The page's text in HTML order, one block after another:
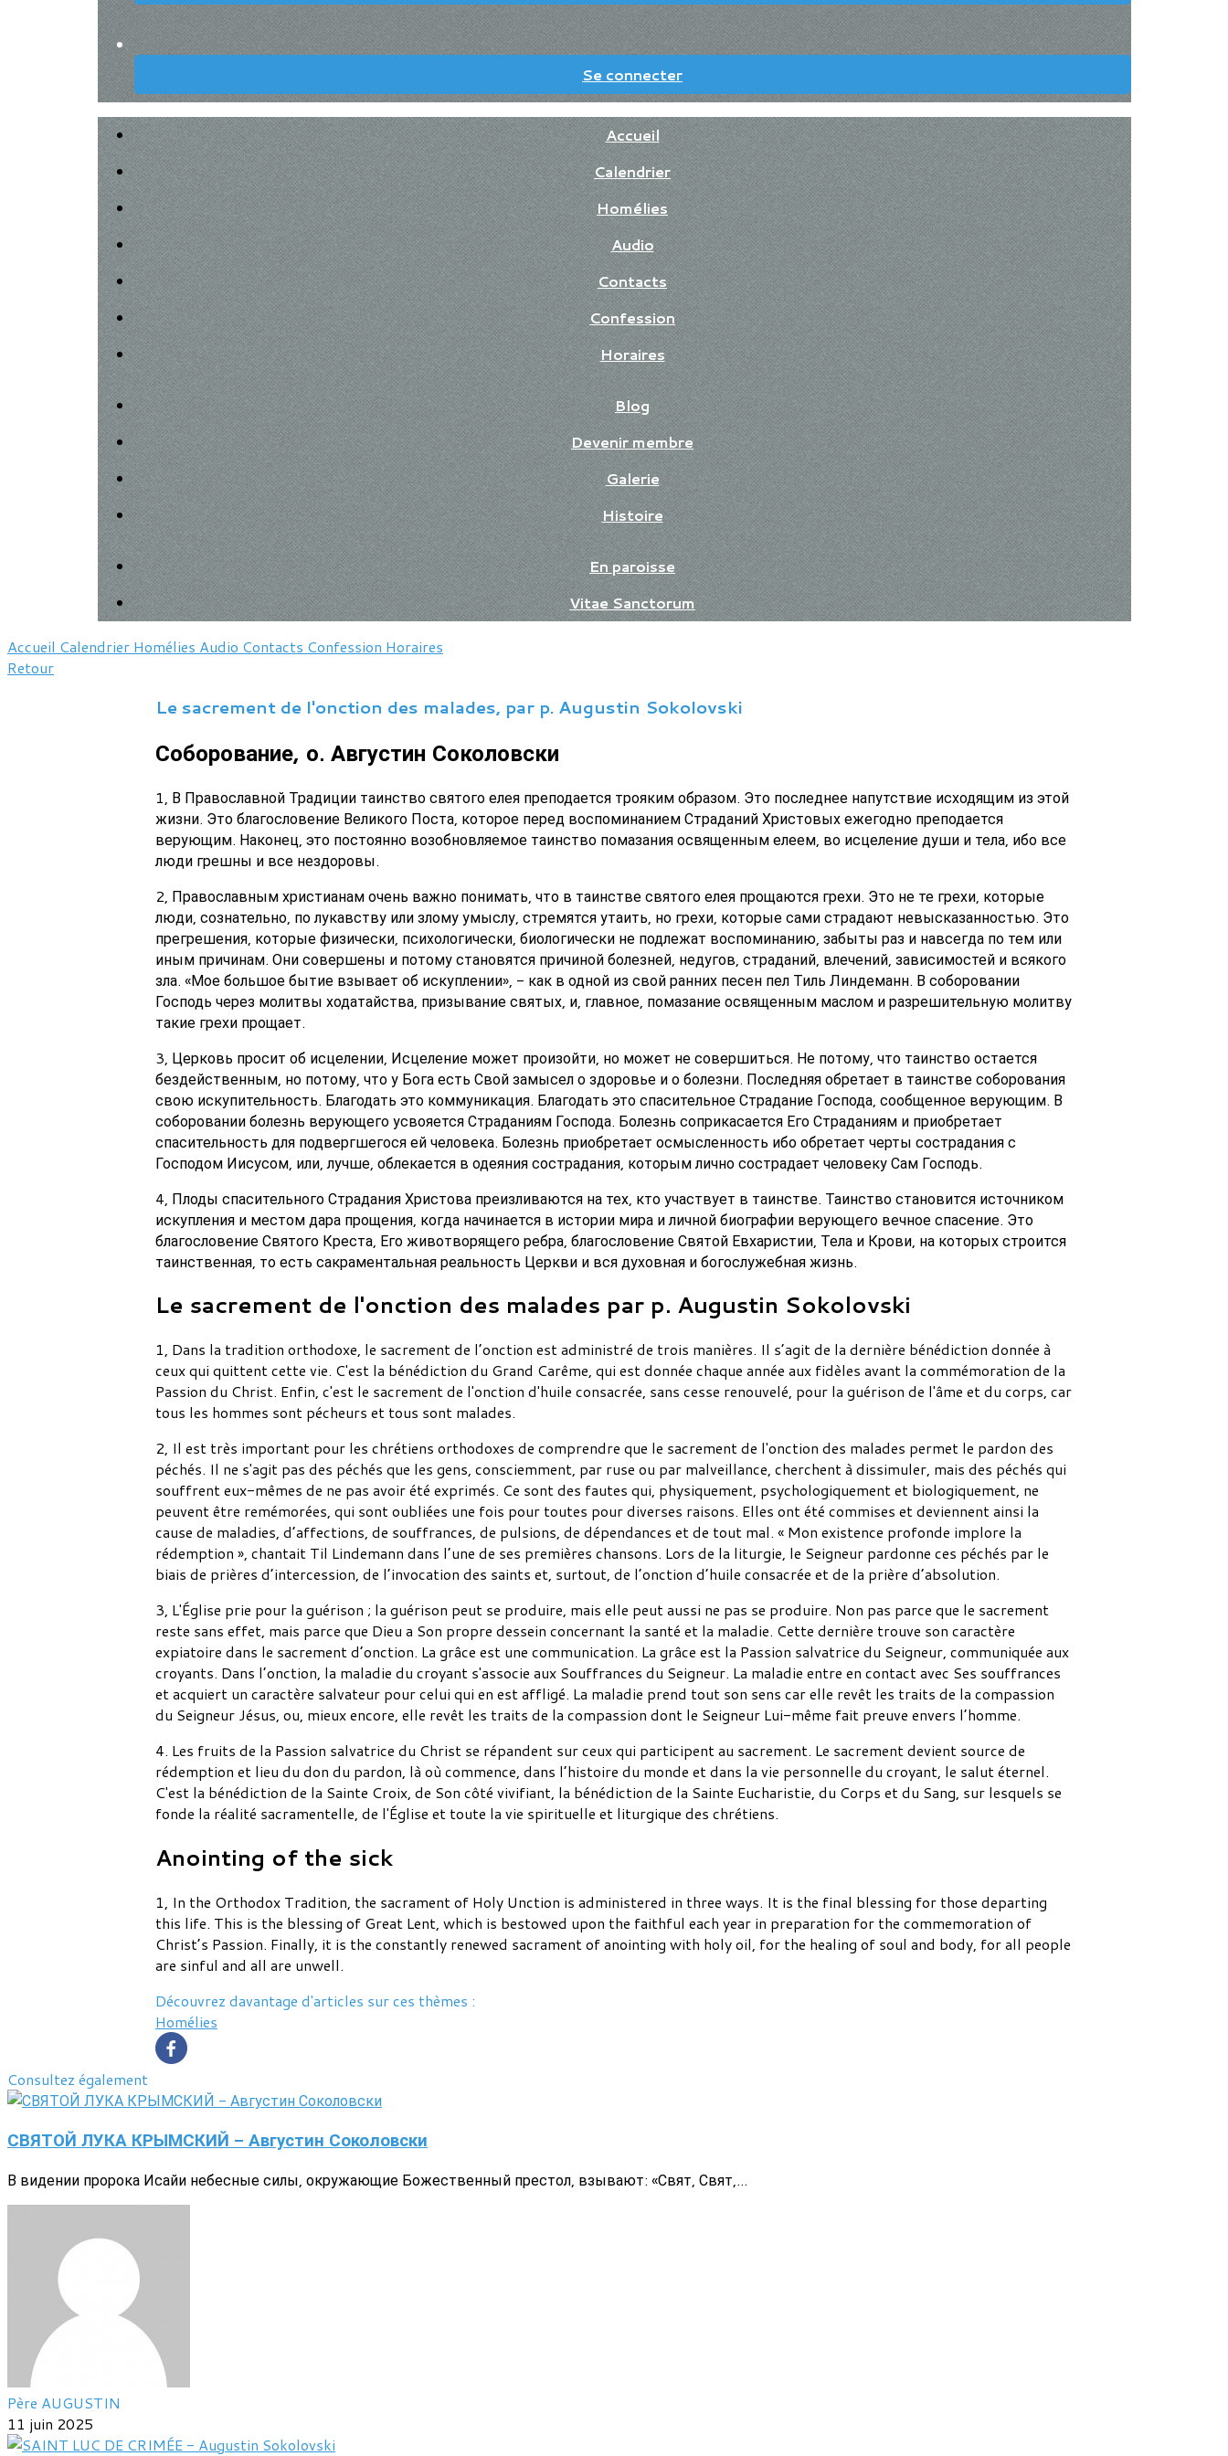
Se connecter
Accueil
Calendrier
Homélies
Audio
Contacts
Confession
Horaires
Blog
Devenir membre
Galerie
Histoire
En paroisse
Vitae Sanctorum
Accueil Calendrier Homélies Audio Contacts Confession Horaires
Retour
Le sacrement de l'onction des malades, par p. Augustin Sokolovski
Соборование, о. Августин Соколовски
1, В Православной Традиции таинство святого елея преподается трояким образом. Это последнее напутствие исходящим из этой
жизни. Это благословение Великого Поста, которое перед воспоминанием Страданий Христовых ежегодно преподается
верующим. Наконец, это постоянно возобновляемое таинство помазания освященным елеем, во исцеление души и тела, ибо все
люди грешны и все нездоровы.
2, Православным христианам очень важно понимать, что в таинстве святого елея прощаются грехи. Это не те грехи, которые
люди, сознательно, по лукавству или злому умыслу, стремятся утаить, но грехи, которые сами страдают невысказанностью. Это
прегрешения, которые физически, психологически, биологически не подлежат воспоминанию, забыты раз и навсегда по тем или
иным причинам. Они совершены и потому становятся причиной болезней, недугов, страданий, влечений, зависимостей и всякого
зла. «Мое большое бытие взывает об искуплении», - как в одной из свой ранних песен пел Тиль Линдеманн. В соборовании
Господь через молитвы ходатайства, призывание святых, и, главное, помазание освященным маслом и разрешительную молитву
такие грехи прощает.
3, Церковь просит об исцелении, Исцеление может произойти, но может не совершиться. Не потому, что таинство остается
бездейственным, но потому, что у Бога есть Свой замысел о здоровье и о болезни. Последняя обретает в таинстве соборования
свою искупительность. Благодать это коммуникация. Благодать это спасительное Страдание Господа, сообщенное верующим. В
соборовании болезнь верующего усвояется Страданиям Господа. Болезнь соприкасается Его Страданиям и приобретает
спасительность для подвергшегося ей человека. Болезнь приобретает осмысленность ибо обретает черты сострадания с
Господом Иисусом, или, лучше, облекается в одеяния сострадания, которым лично сострадает человеку Сам Господь.
4, Плоды спасительного Страдания Христова преизливаются на тех, кто участвует в таинстве. Таинство становится источником
искупления и местом дара прощения, когда начинается в истории мира и личной биографии верующего вечное спасение. Это
благословение Святого Креста, Его животворящего ребра, благословение Святой Евхаристии, Тела и Крови, на которых строится
таинственная, то есть сакраментальная реальность Церкви и вся духовная и богослужебная жизнь.
Le sacrement de l'onction des malades par p. Augustin Sokolovski
1, Dans la tradition orthodoxe, le sacrement de l’onction est administré de trois manières. Il s’agit de la dernière bénédiction donnée à
ceux qui quittent cette vie. C'est la bénédiction du Grand Carême, qui est donnée chaque année aux fidèles avant la commémoration de la
Passion du Christ. Enfin, c'est le sacrement de l'onction d'huile consacrée, sans cesse renouvelé, pour la guérison de l'âme et du corps, car
tous les hommes sont pécheurs et tous sont malades.
2, Il est très important pour les chrétiens orthodoxes de comprendre que le sacrement de l'onction des malades permet le pardon des
péchés. Il ne s'agit pas des péchés que les gens, consciemment, par ruse ou par malveillance, cherchent à dissimuler, mais des péchés qui
souffrent eux-mêmes de ne pas avoir été exprimés. Ce sont des fautes qui, physiquement, psychologiquement et biologiquement, ne
peuvent être remémorées, qui sont oubliées une fois pour toutes pour diverses raisons. Elles ont été commises et deviennent ainsi la
cause de maladies, d’affections, de souffrances, de pulsions, de dépendances et de tout mal. « Mon existence profonde implore la
rédemption », chantait Til Lindemann dans l’une de ses premières chansons. Lors de la liturgie, le Seigneur pardonne ces péchés par le
biais de prières d’intercession, de l’invocation des saints et, surtout, de l’onction d’huile consacrée et de la prière d’absolution.
3, L'Église prie pour la guérison ; la guérison peut se produire, mais elle peut aussi ne pas se produire. Non pas parce que le sacrement
reste sans effet, mais parce que Dieu a Son propre dessein concernant la santé et la maladie. Cette dernière trouve son caractère
expiatoire dans le sacrement d’onction. La grâce est une communication. La grâce est la Passion salvatrice du Seigneur, communiquée aux
croyants. Dans l’onction, la maladie du croyant s'associe aux Souffrances du Seigneur. La maladie entre en contact avec Ses souffrances
et acquiert un caractère salvateur pour celui qui en est affligé. La maladie prend tout son sens car elle revêt les traits de la compassion
du Seigneur Jésus, ou, mieux encore, elle revêt les traits de la compassion dont le Seigneur Lui-même fait preuve envers l’homme.
4. Les fruits de la Passion salvatrice du Christ se répandent sur ceux qui participent au sacrement. Le sacrement devient source de
rédemption et lieu du don du pardon, là où commence, dans l’histoire du monde et dans la vie personnelle du croyant, le salut éternel.
C'est la bénédiction de la Sainte Croix, de Son côté vivifiant, la bénédiction de la Sainte Eucharistie, du Corps et du Sang, sur lesquels se
fonde la réalité sacramentelle, de l'Église et toute la vie spirituelle et liturgique des chrétiens.
Anointing of the sick
1, In the Orthodox Tradition, the sacrament of Holy Unction is administered in three ways. It is the final blessing for those departing
this life. This is the blessing of Great Lent, which is bestowed upon the faithful each year in preparation for the commemoration of
Christ’s Passion. Finally, it is the constantly renewed sacrament of anointing with holy oil, for the healing of soul and body, for all people
are sinful and all are unwell.
Découvrez davantage d'articles sur ces thèmes :
Homélies
Consultez également
СВЯТОЙ ЛУКА КРЫМСКИЙ - Августин Соколовски
В видении пророка Исайи небесные силы, окружающие Божественный престол, взывают: «Свят, Свят,...
Père AUGUSTIN
11 juin 2025